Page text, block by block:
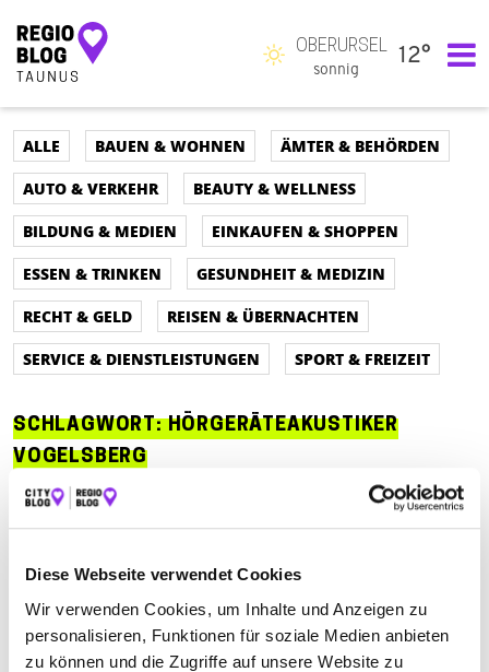
Diese Webseite verwendet Cookies
Wir verwenden Cookies, um Inhalte und Anzeigen zu
personalisieren, Funktionen für soziale Medien anbieten
zu können und die Zugriffe auf unsere Website zu
Hauptnavigation
OBERURSEL
sonnig
12°
ALLE BAUEN & WOHNEN
ÄMTER & BEHÖRDEN
AUTO & VERKEHR
BEAUTY & WELLNESS
BILDUNG & MEDIEN
EINKAUFEN & SHOPPEN
ESSEN & TRINKEN
GESUNDHEIT & MEDIZIN
RECHT & GELD
REISEN & ÜBERNACHTEN
SERVICE & DIENSTLEISTUNGEN
SPORT & FREIZEIT
SCHLAGWORT:HÖRGERÄTEAKUSTIKER
VOGELSBERG
ÄMTER & BEHÖRDEN
BILDUNG & MEDIEN
EINKAUFEN & SHOPPEN
ESSEN & TRINKEN
GESUNDHEIT & MEDIZIN